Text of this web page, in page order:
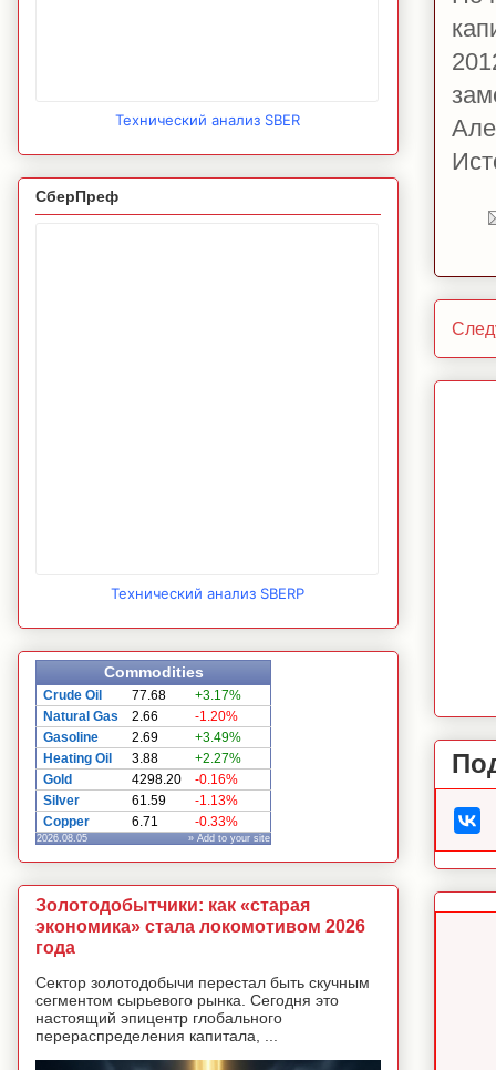
Технический анализ SBER
СберПреф
Технический анализ SBERP
Commodities
Crude Oil 77.68
+3.17%
Natural Gas
2.66
-1.20%
Gasoline
2.69
+3.49%
Heating Oil
3.88
+2.27%
Gold
4298.20
-0.16%
Silver
61.59
-1.13%
Copper
6.71 -0.33%
2026.08.05 » Add to your site
Золотодобытчики: как «старая
экономика» стала локомотивом 2026
года
Сектор золотодобычи перестал быть скучным
сегментом сырьевого рынка. Сегодня это
настоящий эпицентр глобального
перераспределения капитала, ...